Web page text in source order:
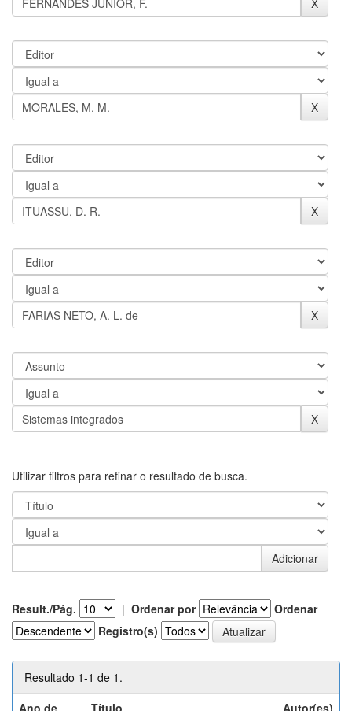
Utilizar filtros para refinar o resultado de busca.
Result./Pág. | Ordenar por
Ordenar
Registro(s)
Resultado 1-1 de 1.
Ano de
Título Autor(es)